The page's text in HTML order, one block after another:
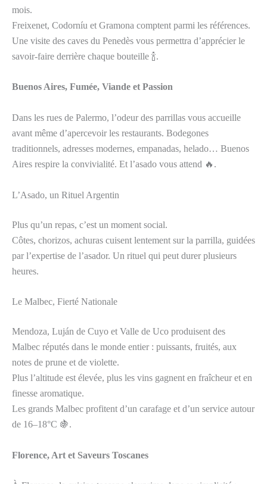
mois.
Freixenet, Codorníu et Gramona comptent parmi les références.
Une visite des caves du Penedès vous permettra d’apprécier le
savoir-faire derrière chaque bouteille 🍾.
Buenos Aires, Fumée, Viande et Passion
Dans les rues de Palermo, l’odeur des parrillas vous accueille
avant même d’apercevoir les restaurants. Bodegones
traditionnels, adresses modernes, empanadas, helado… Buenos
Aires respire la convivialité. Et l’asado vous attend 🔥.
L’Asado, un Rituel Argentin
Plus qu’un repas, c’est un moment social.
Côtes, chorizos, achuras cuisent lentement sur la parrilla, guidées
par l’expertise de l’asador. Un rituel qui peut durer plusieurs
heures.
Le Malbec, Fierté Nationale
Mendoza, Luján de Cuyo et Valle de Uco produisent des
Malbec réputés dans le monde entier : puissants, fruités, aux
notes de prune et de violette.
Plus l’altitude est élevée, plus les vins gagnent en fraîcheur et en
finesse aromatique.
Les grands Malbec profitent d’un carafage et d’un service autour
de 16–18°C 🍇.
Florence, Art et Saveurs Toscanes